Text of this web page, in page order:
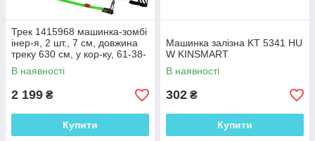
Трек 1415968 машинка-зомбі
інер-я, 2 шт., 7 см, довжина
треку 630 см, у кор-ку, 61-38-
9 см
В наявності
2 199 ₴
Купити
Машинка залізна KT 5341 HU
W KINSMART
В наявності
302 ₴
Купити